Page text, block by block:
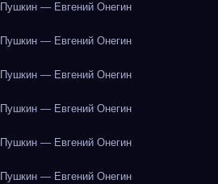
— Евгений Онегин
— Евгений Онегин
— Евгений Онегин
— Евгений Онегин
— Евгений Онегин
— Евгений Онегин